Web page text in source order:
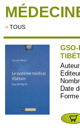
> TOUS
Date